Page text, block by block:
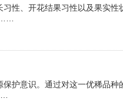
性、开花结果习性以及果实
护意识。通过对这一优稀品种